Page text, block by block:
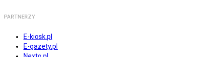
PARTNERZY
E-kiosk.pl
E-gazety.pl